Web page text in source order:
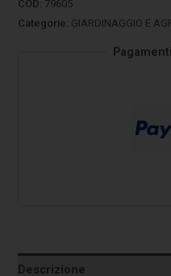
COD: 79605
Categorie: GIARDINAGGIO E
Descrizione